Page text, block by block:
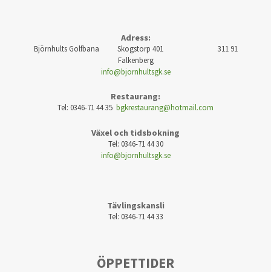
Adress:
Björnhults Golfbana Skogstorp 401 311 91
Falkenberg
info@bjornhultsgk.se
Restaurang:
Tel: 0346-71 44 35 bgkrestaurang@hotmail.com
Växel och tidsbokning
Tel: 0346-71 44 30
info@bjornhultsgk.se
Tävlingskansli
Tel: 0346-71 44 33
ÖPPETTIDER